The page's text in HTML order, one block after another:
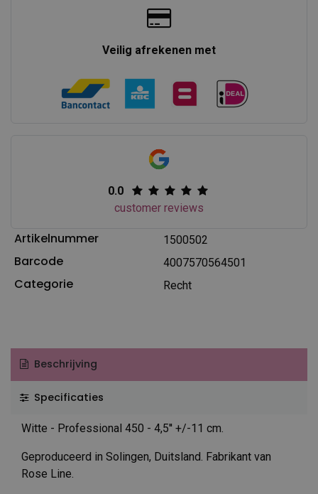
Veilig afrekenen met
0.0
customer reviews
Artikelnummer 1500502
Barcode 4007570564501
Categorie Recht
Beschrijving
Specificaties
Witte - Professional 450 - 4,5'' +/-11 cm.
Geproduceerd in Solingen, Duitsland. Fabrikant van
Rose Line.